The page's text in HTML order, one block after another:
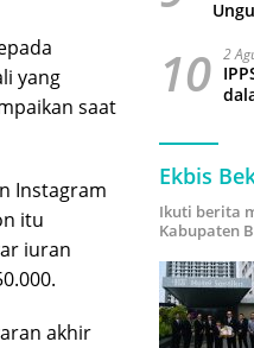
yang
saat
Instagram
itu
iuran
akhir
10 2
Ekbis
Ikuti berita
Kabupaten